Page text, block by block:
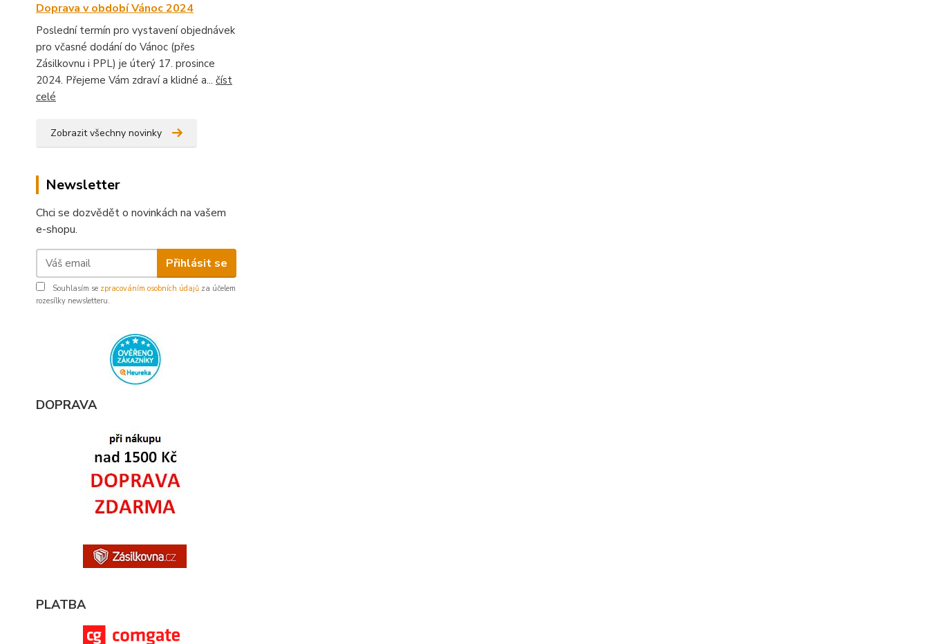
Doprava v období Vánoc 2024
Poslední termín pro vystavení objednávek
pro včasné dodání do Vánoc (přes
Zásilkovnu i PPL) je úterý 17. prosince
2024. Přejeme Vám zdraví a klidné a... číst
celé
Zobrazit všechny novinky
Newsletter
Chci se dozvědět o novinkách na vašem
e-shopu.
Přihlásit se
Souhlasím se zpracováním osobních údajů za účelem
rozesílky newsletteru.
DOPRAVA
PLATBA